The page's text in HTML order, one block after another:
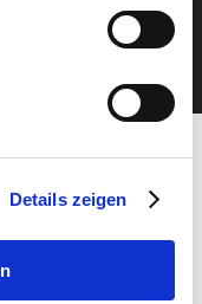
Details zeigen